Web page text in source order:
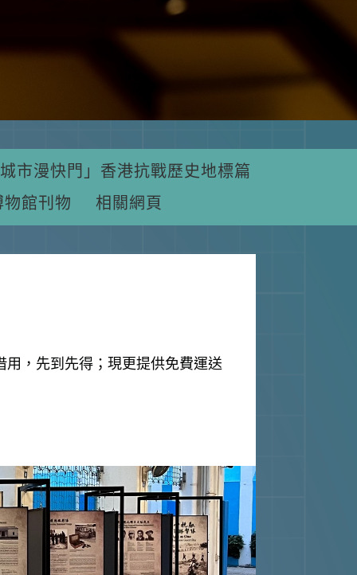
市漫快門」香港抗戰歷史地標篇
物館刊物
相關網頁
，先到先得；現更提供免費運送